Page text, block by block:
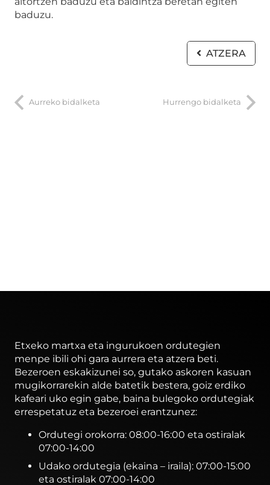
baduzu.
ATZERA
Aurreko bidalketa Hurrengo bidalketa
Etxeko martxa eta ingurukoen ordutegien
menpe ibili ohi gara aurrera eta atzera beti.
Bezeroen eskakizunei so, gutako askoren kasuan
mugikorrarekin alde batetik bestera, goiz erdiko
kafeari uko egin gabe, baina bulegoko ordutegiak
errespetatuz eta bezeroei erantzunez:
Ordutegi orokorra: 08:00-16:00 eta ostiralak
07:00-14:00
Udako ordutegia (ekaina – iraila): 07:00-15:00
eta ostiralak 07:00-14:00